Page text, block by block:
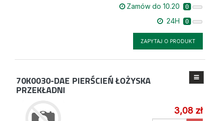
Zamów do 10.20 0
24H 0
ZAPYTAJ O PRODUKT
70K0030-DAE PIERŚCIEŃ ŁOŻYSKA
PRZEKŁADNI
3,08 zł